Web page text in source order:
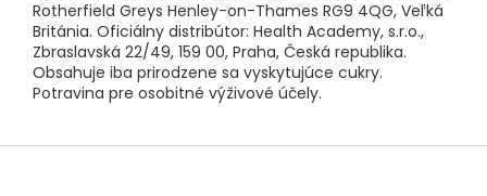
Rotherfield Greys Henley-on-Thames RG9 4QG, Veľká
Británia. Oficiálny distribútor: Health Academy, s.r.o.,
Zbraslavská 22/49, 159 00, Praha, Česká republika.
Obsahuje iba prirodzene sa vyskytujúce cukry.
Potravina pre osobitné výživové účely.